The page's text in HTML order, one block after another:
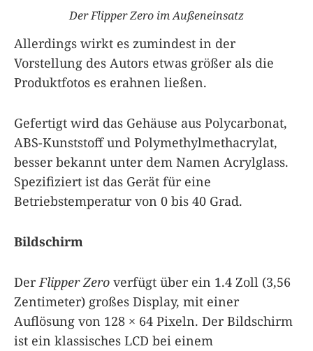
DerFlipper Zero im Außeneinsatz
Allerdings wirkt es zumindest in der
Vorstellung des Autors etwas größer als die
Produktfotos es erahnen ließen.
Gefertigt wird das Gehäuse aus Polycarbonat,
ABS-Kunststoff und Polymethylmethacrylat,
besser bekannt unter dem Namen Acrylglass.
Spezifiziert ist das Gerät für eine
Betriebstemperatur von 0 bis 40 Grad.
Bildschirm
DerFlipper Zero verfügt über ein 1.4 Zoll (3,56
Zentimeter) großes Display, mit einer
Auflösung von 128 × 64 Pixeln. Der Bildschirm
ist ein klassisches LCD bei einem